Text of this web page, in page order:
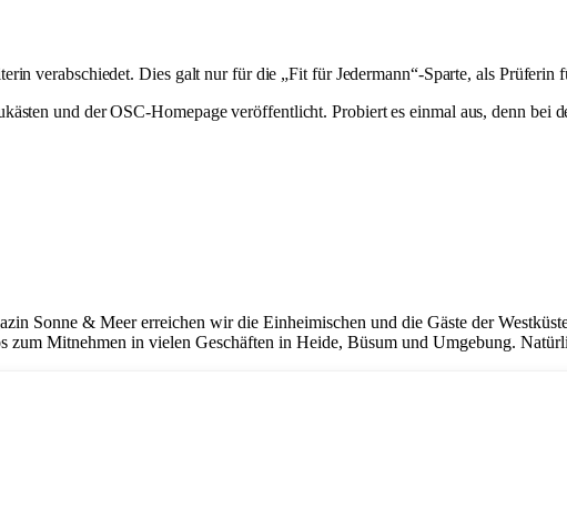
verabschiedet. Dies galt nur für die „Fit für Jedermann“-Sparte, als Prüferin
und der OSC-Homepage veröffentlicht. Probiert es einmal aus, denn bei
Sonne & Meer erreichen wir die Einheimischen und die Gäste der
Mitnehmen in vielen Geschäften in Heide, Büsum und Umgebung.